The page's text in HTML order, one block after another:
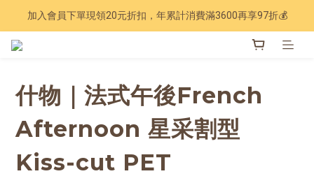
Have a nice trip 🧳 2027手帳季 準備登場
加入會員下單現領20元折扣，年累計消費滿3600再享97折💰
什物｜法式午後French
Afternoon 星采割型
Kiss-cut PET